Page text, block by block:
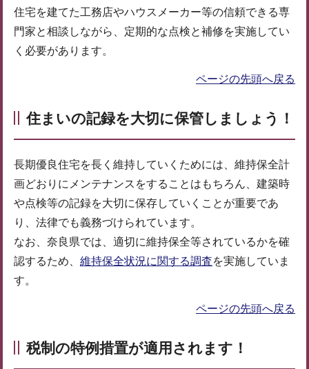
住宅を建てた工務店やハウスメーカー等の信頼できる専
門家と相談しながら、定期的な点検と補修を実施してい
く必要があります。
ページの先頭へ戻る
住まいの記録を大切に保管しましょう！
長期優良住宅を長く維持していくためには、維持保全計
画どおりにメンテナンスをすることはもちろん、建築時
や点検等の記録を大切に保存していくことが重要であ
り、法律でも義務づけられています。
なお、奈良県では、適切に維持保全等されているかを確
認するため、 維持保全状況に関する調査を実施していま
す。
ページの先頭へ戻る
税制の特例措置が適用されます！